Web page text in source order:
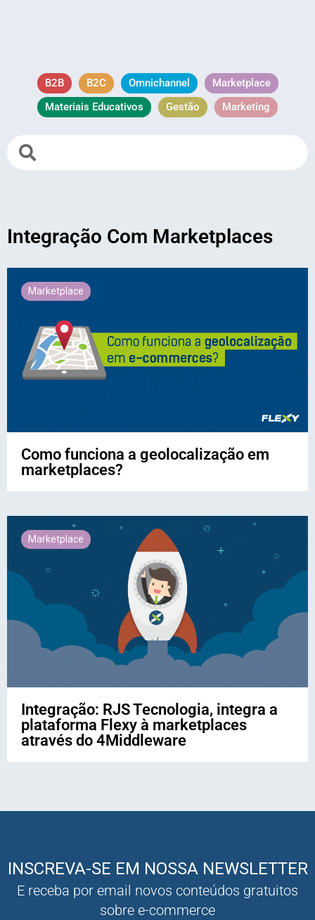
B2B B2C Omnichannel
Marketplace
Materiais Educativos
Gestão Marketing
Integração Com Marketplaces
Marketplace
Como funciona a geolocalização em
marketplaces?
Marketplace
Integração: RJS Tecnologia, integra a
plataforma Flexy à marketplaces
através do 4Middleware
INSCREVA-SE EM NOSSA NEWSLETTER
E receba por email novos conteúdos gratuitos
sobre e-commerce